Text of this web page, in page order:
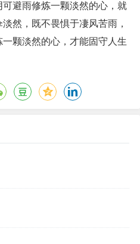
避雨修炼一颗淡然的心，就
然，既不畏惧于凄风苦雨，
颗淡然的心，才能固守人生